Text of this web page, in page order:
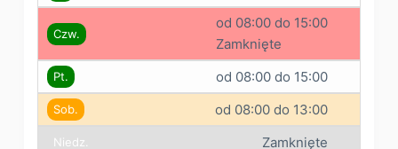
Czw.
od 08:00 do 15:00
Zamknięte
Pt. od 08:00 do 15:00
Sob. od 08:00 do 13:00
Niedz. Zamknięte